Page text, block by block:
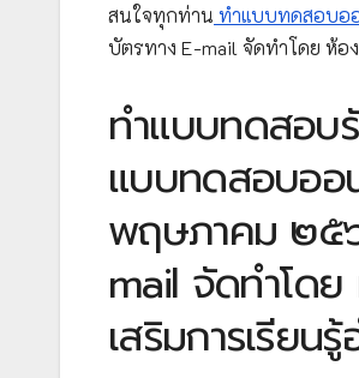
สนใจทุกท่าน ทำแบบทดสอบอ
บัตรทาง E-mail จัดทำโดย ห้อ
ทำแบบทดสอบ
แบบทดสอบออ
พฤษภาคม ๒๕
mail จัดทำโด
เสริมการเรีย